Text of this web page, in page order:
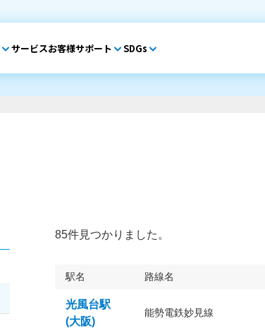
サービスお客様サポート SDGs
85件見つかりました。
駅名 路線名
光風台駅
(大阪)
能勢電鉄妙見線